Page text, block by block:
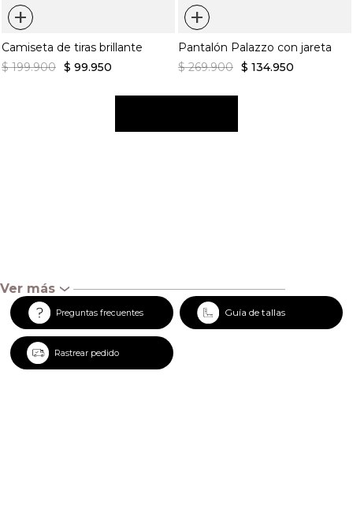
+
Camiseta de tiras brillante
$ 199.900 $ 99.950
+
Pantalón Palazzo con jareta
$ 269.900 $ 134.950
Ver más‹
Preguntas frecuentes Guía de tallas
Rastrear pedido